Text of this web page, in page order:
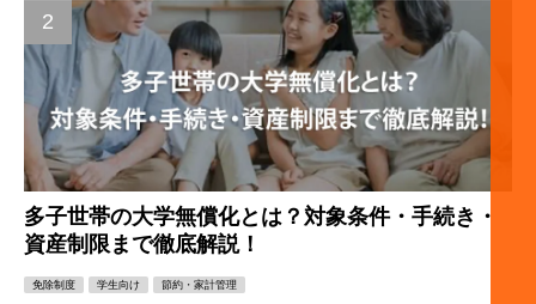
多子世帯の大学無償化とは？対象条件・手続き・
資産制限まで徹底解説！
免除制度 学生向け 節約・家計管理